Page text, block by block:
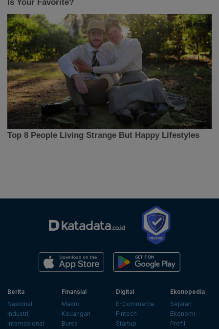
Berita
Nasional
Industri
Internasional
Finansial
Makro
Keuangan
Bursa
Digital
E-Commerce
Fintech
Startup
Ekonopedia
Sejarah
Ekonomi
Profil